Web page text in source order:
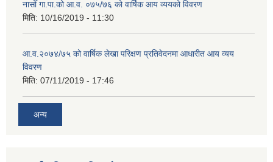
नासोँ गा.पा.को आ.व. ०७५/७६ को वार्षिक आय व्ययको विवरण
मिति: 10/16/2019 - 11:30
आ.व.२०७४/७५ को वार्षिक लेखा परिक्षण प्रतिवेदनमा आधारीत आय व्यय
विवरण
मिति: 07/11/2019 - 17:46
अन्य